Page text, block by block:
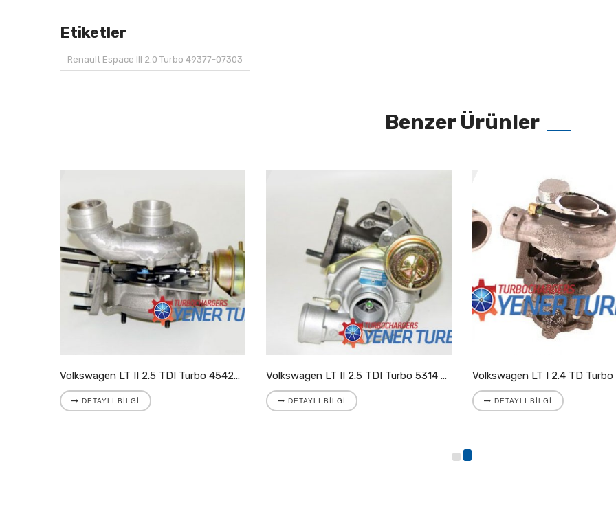
Etiketler
Renault Espace III 2.0 Turbo 49377-07303
Benzer Ürünler
Volkswagen LT II 2.5 TDI Turbo 454205-9007S
DETAYLI BILGI
Volkswagen LT II 2.5 TDI Turbo 5314 988 7025
DETAYLI BILGI DETAYLI BILGI